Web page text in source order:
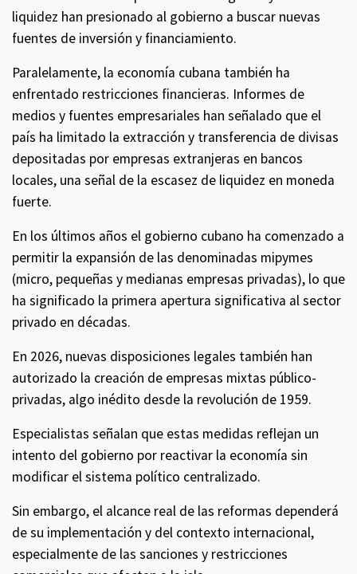
liquidez han presionado al gobierno a buscar nuevas
fuentes de inversión y financiamiento.
Paralelamente, la economía cubana también ha
enfrentado restricciones financieras. Informes de
medios y fuentes empresariales han señalado que el
país ha limitado la extracción y transferencia de divisas
depositadas por empresas extranjeras en bancos
locales, una señal de la escasez de liquidez en moneda
fuerte.
En los últimos años el gobierno cubano ha comenzado a
permitir la expansión de las denominadas mipymes
(micro, pequeñas y medianas empresas privadas), lo que
ha significado la primera apertura significativa al sector
privado en décadas.
En 2026, nuevas disposiciones legales también han
autorizado la creación de empresas mixtas público-
privadas, algo inédito desde la revolución de 1959.
Especialistas señalan que estas medidas reflejan un
intento del gobierno por reactivar la economía sin
modificar el sistema político centralizado.
Sin embargo, el alcance real de las reformas dependerá
de su implementación y del contexto internacional,
especialmente de las sanciones y restricciones